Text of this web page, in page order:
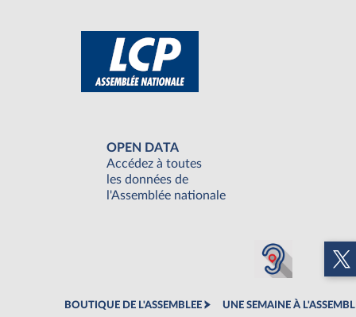
OPEN DATA
Accédez à toutes
les données de
l'Assemblée nationale
BOUTIQUE DE L'ASSEMBLEE UNE SEMAINE À